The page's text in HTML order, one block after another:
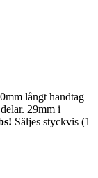
långt handtag
29mm i
Säljes styckvis (1